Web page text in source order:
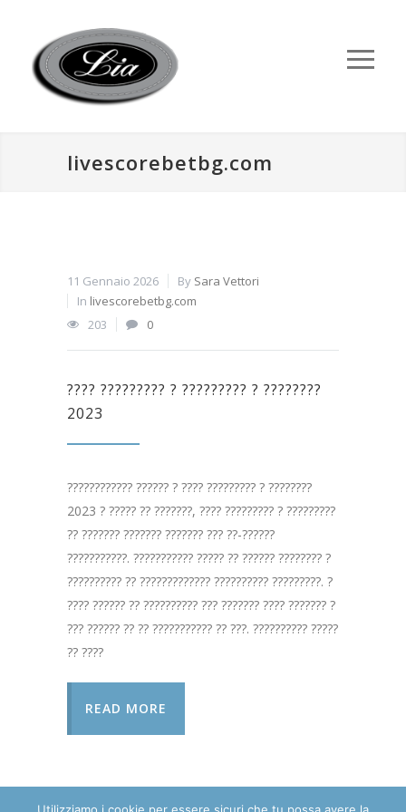
livescorebetbg.com
11 Gennaio 2026 By Sara Vettori
In livescorebetbg.com
203
0
???? ????????? ? ????????? ? ????????
2023
???????????? ?????? ? ???? ????????? ? ????????
2023 ? ????? ?? ???????, ???? ????????? ? ?????????
?? ??????? ??????? ??????? ??? ??-??????
???????????. ??????????? ????? ?? ?????? ???????? ?
?????????? ?? ????????????? ?????????? ?????????. ?
???? ?????? ?? ?????????? ??? ??????? ???? ??????? ?
??? ?????? ?? ?? ??????????? ?? ???. ?????????? ?????
?? ????
READ MORE